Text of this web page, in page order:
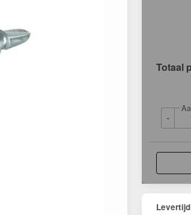
Totaal
-
Levertijd